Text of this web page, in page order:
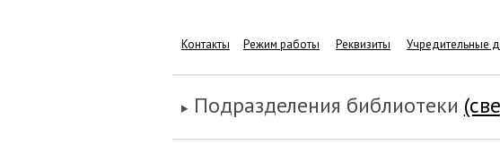
Контакты Режим работы Реквизиты Учредительные
Подразделения библиотеки